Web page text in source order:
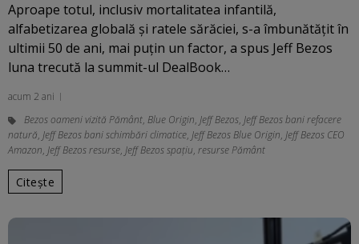
Aproape totul, inclusiv mortalitatea infantilă,
alfabetizarea globală și ratele sărăciei, s-a îmbunătățit în
ultimii 50 de ani, mai puțin un factor, a spus Jeff Bezos
luna trecută la summit-ul DealBook…
acum 2 ani
Bezos oameni vizită Pământ, Blue Origin, Jeff Bezos, Jeff Bezos bani refacere
natură, Jeff Bezos bani schimbări climatice, Jeff Bezos Blue Origin, Jeff Bezos CEO
Amazon, Jeff Bezos resurse, Jeff Bezos spaţiu, resurse Pământ
Citește